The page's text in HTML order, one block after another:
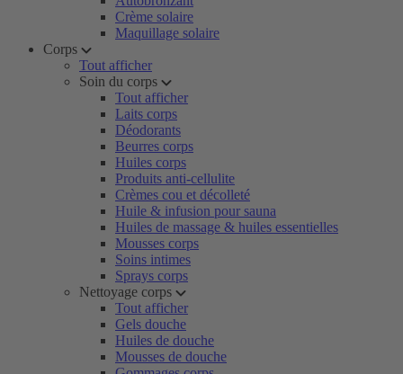
Crème solaire
Maquillage solaire
Corps
Tout afficher
Soin du corps
Tout afficher
Laits corps
Déodorants
Beurres corps
Huiles corps
Produits anti-cellulite
Crèmes cou et décolleté
Huile & infusion pour sauna
Huiles de massage & huiles essentielles
Mousses corps
Soins intimes
Sprays corps
Nettoyage corps
Tout afficher
Gels douche
Huiles de douche
Mousses de douche